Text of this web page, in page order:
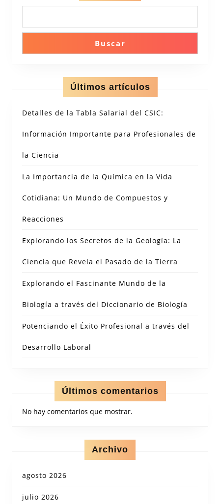
Ciencia
Buscar
Últimos artículos
Detalles de la Tabla Salarial del CSIC:
Información Importante para Profesionales de
la Ciencia
La Importancia de la Química en la Vida
Cotidiana: Un Mundo de Compuestos y
Reacciones
Explorando los Secretos de la Geología: La
Ciencia que Revela el Pasado de la Tierra
Explorando el Fascinante Mundo de la
Biología a través del Diccionario de Biología
Potenciando el Éxito Profesional a través del
Desarrollo Laboral
Últimos comentarios
No hay comentarios que mostrar.
Archivo
agosto 2026
julio 2026